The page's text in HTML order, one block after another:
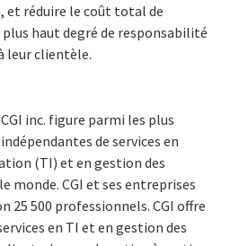
et réduire le coût total de
haut degré de responsabilité
leur clientèle.
inc. figure parmi les plus
de services en
(TI) et en gestion des
monde. CGI et ses entreprises
25 500 professionnels. CGI offre
en TI et en gestion des